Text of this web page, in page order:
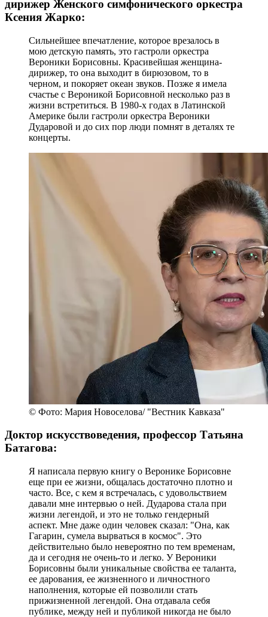
дирижер Женского симфонического оркестра
Ксения Жарко:
Сильнейшее впечатление, которое врезалось в
мою детскую память, это гастроли оркестра
Вероники Борисовны. Красивейшая женщина-
дирижер, то она выходит в бирюзовом, то в
черном, и покоряет океан звуков. Позже я имела
счастье с Вероникой Борисовной несколько раз в
жизни встретиться. В 1980-х годах в Латинской
Америке были гастроли оркестра Вероники
Дударовой и до сих пор люди помнят в деталях те
концерты.
© Фото: Мария Новоселова/ "Вестник Кавказа"
Доктор искусствоведения, профессор Татьяна
Батагова:
Я написала первую книгу о Веронике Борисовне
еще при ее жизни, общалась достаточно плотно и
часто. Все, с кем я встречалась, с удовольствием
давали мне интервью о ней. Дударова стала при
жизни легендой, и это не только гендерный
аспект. Мне даже один человек сказал: "Она, как
Гагарин, сумела вырваться в космос". Это
действительно было невероятно по тем временам,
да и сегодня не очень-то и легко. У Вероники
Борисовны были уникальные свойства ее таланта,
ее дарования, ее жизненного и личностного
наполнения, которые ей позволили стать
прижизненной легендой. Она отдавала себя
публике, между ней и публикой никогда не было